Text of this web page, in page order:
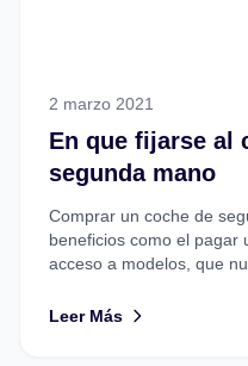
2 marzo 2021
En que fijarse al
segunda mano
Comprar un coche de
beneficios como el pagar
acceso a modelos, que
Leer Más